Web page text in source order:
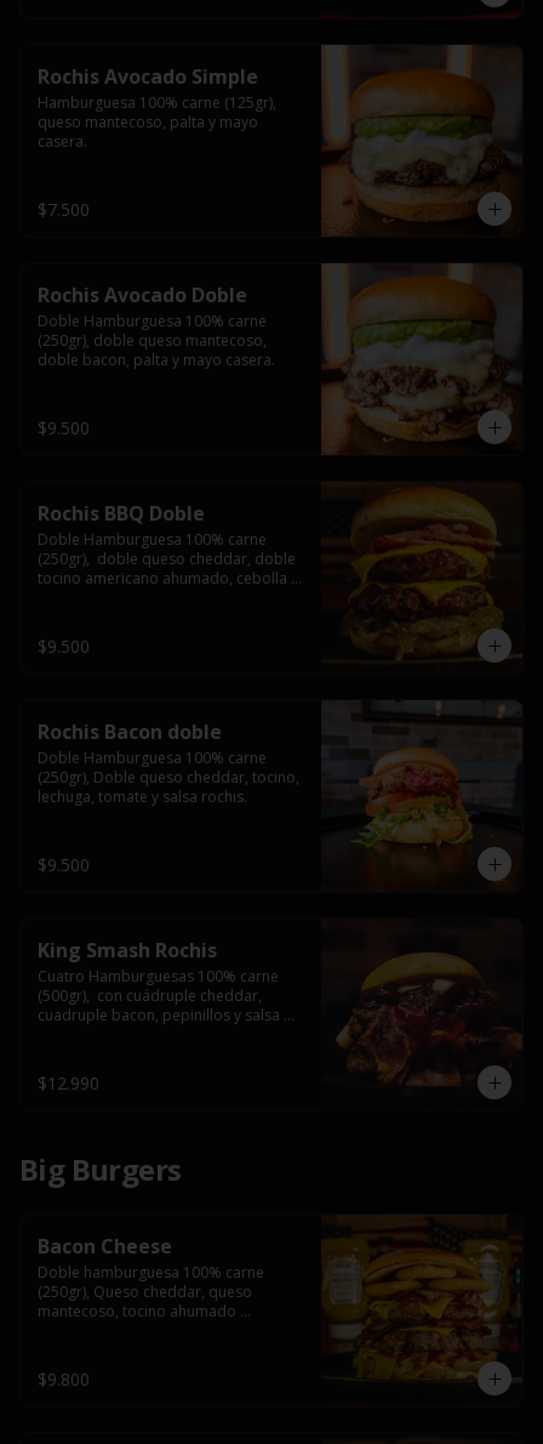
Rochis Avocado Simple
Hamburguesa 100% carne (125gr),
queso mantecoso, palta y mayo
casera.
$7.500
Rochis Avocado Doble
Doble Hamburguesa 100% carne
(250gr), doble queso mantecoso,
doble bacon, palta y mayo casera.
$9.500
Rochis BBQ Doble
Doble Hamburguesa 100% carne
(250gr),  doble queso cheddar, doble
tocino americano ahumado, cebolla
$9.500
Rochis Bacon doble
Doble Hamburguesa 100% carne
(250gr), Doble queso cheddar, tocino,
lechuga, tomate y salsa rochis.
$9.500
King Smash Rochis
Cuatro Hamburguesas 100% carne
(500gr),  con cuádruple cheddar,
cuadruple bacon, pepinillos y salsa
$12.990
Big Burgers
Bacon Cheese
Doble hamburguesa 100% carne
(250gr), Queso cheddar, queso
mantecoso, tocino ahumado
brioche y acompañado de papas
fritas.
$9.800